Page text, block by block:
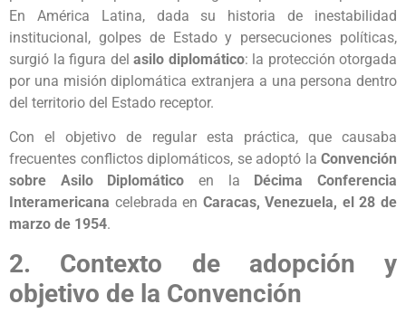
En América Latina, dada su historia de inestabilidad
institucional, golpes de Estado y persecuciones políticas,
surgió la figura del asilo diplomático: la protección otorgada
por una misión diplomática extranjera a una persona dentro
del territorio del Estado receptor.
Con el objetivo de regular esta práctica, que causaba
frecuentes conflictos diplomáticos, se adoptó la Convención
sobre Asilo Diplomático en la
Décima Conferencia
Interamericana celebrada en Caracas, Venezuela, el 28 de
marzo de 1954.
2. Contexto de adopción y
objetivo de la Convención